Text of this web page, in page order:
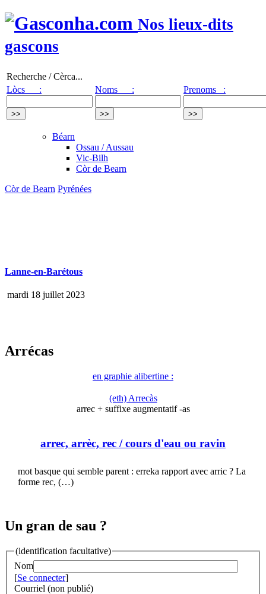
Nos lieux-dits
gascons
Recherche / Cèrca...
Lòcs :
Noms : Prenoms :
Béarn
Ossau / Aussau
Vic-Bilh
Còr de Bearn
Còr de Bearn Pyrénées
Lanne-en-Barétous
mardi 18 juillet 2023
Arrécas
en graphie alibertine :
(eth) Arrecàs
arrec + suffixe augmentatif -as
arrec, arrèc, rec / cours d'eau ou ravin
mot basque qui semble parent : erreka rapport avec arric ? La
forme rec, (…)
Un gran de sau ?
(identification facultative)
Nom
[Se connecter]
Courriel (non publié)